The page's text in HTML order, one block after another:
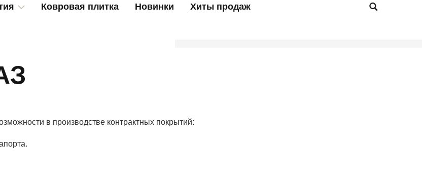
Ковровая плитка Новинки Хиты продаж
в производстве контрактных покрытий: